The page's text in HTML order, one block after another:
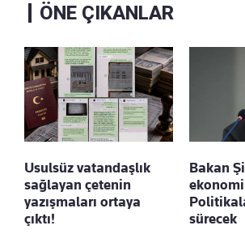
ÖNE ÇIKANLAR
Usulsüz vatandaşlık
sağlayan çetenin
yazışmaları ortaya
çıktı!
Bakan
ekonomi
sürecek